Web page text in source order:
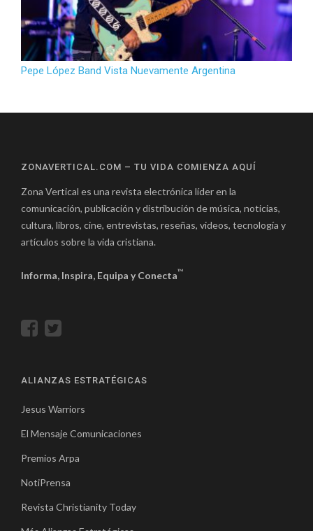
Pepe López Band Vista Nuevamente Argentina
ZONAVERTICAL.COM – TU VIDA COMIENZA AQUÍ
Zona Vertical es una revista electrónica líder en la
comunicación, publicación y distribución de música, noticias,
cultura, libros, cine, entrevistas, reseñas, videos, tecnología y
artículos sobre la vida cristiana.
Informa, Inspira, Equipa y Conecta™
ALIANZAS ESTRATÉGICAS
Jesus Warriors
El Mensaje Comunicaciones
Premios Arpa
NotiPrensa
Revista Christianity Today